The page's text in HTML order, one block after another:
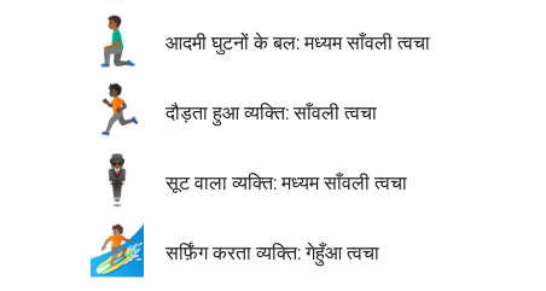
🧎🏾‍♂️ आदमी घुटनों के बल: मध्यम साँवली त्वचा
🏃🏿 दौड़ता हुआ व्यक्ति: साँवली त्वचा
🕴🏾 सूट वाला व्यक्ति: मध्यम साँवली त्वचा
🏄🏽 सर्फ़िंग करता व्यक्ति: गेहुँआ त्वचा